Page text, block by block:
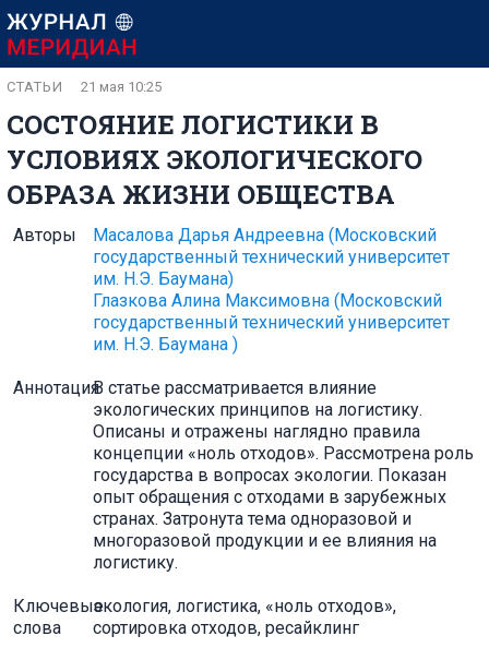
СОСТОЯНИЕ ЛОГИСТИКИ В
УСЛОВИЯХ ЭКОЛОГИЧЕСКОГО
ОБРАЗА ЖИЗНИ ОБЩЕСТВА
СТАТЬИ 21 мая 10:25
Авторы Масалова Дарья Андреевна (Московский
государственный технический университет
им. Н.Э. Баумана)
Глазкова Алина Максимовна (Московский
государственный технический университет
им. Н.Э. Баумана )
АннотацияВ статье рассматривается влияние
экологических принципов на логистику.
Описаны и отражены наглядно правила
концепции «ноль отходов». Рассмотрена роль
государства в вопросах экологии. Показан
опыт обращения с отходами в зарубежных
странах. Затронута тема одноразовой и
многоразовой продукции и ее влияния на
логистику.
Ключевые
слова
экология, логистика, «ноль отходов»,
сортировка отходов, ресайклинг